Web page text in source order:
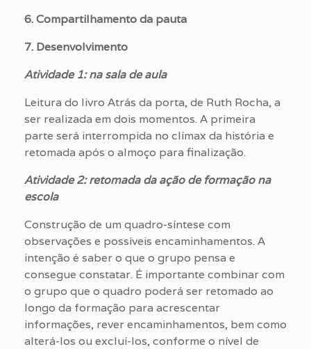
6. Compartilhamento da pauta
7. Desenvolvimento
Atividade 1: na sala de aula
Leitura do livro Atrás da porta, de Ruth Rocha, a
ser realizada em dois momentos. A primeira
parte será interrompida no clímax da história e
retomada após o almoço para finalização.
Atividade 2: retomada da ação de formação na
escola
Construção de um quadro-síntese com
observações e possíveis encaminhamentos. A
intenção é saber o que o grupo pensa e
consegue constatar. É importante combinar com
o grupo que o quadro poderá ser retomado ao
longo da formação para acrescentar
informações, rever encaminhamentos, bem como
alterá-los ou excluí-los, conforme o nível de